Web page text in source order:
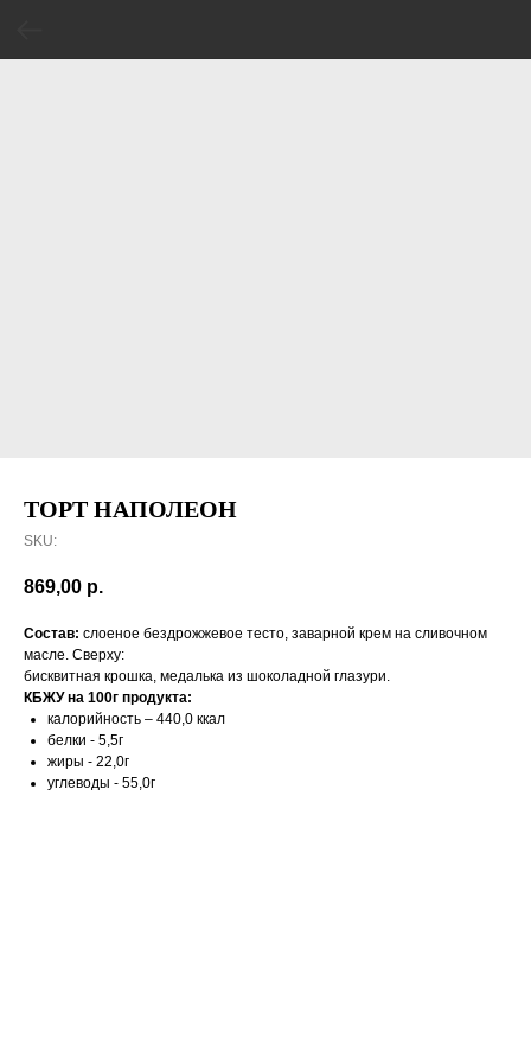
ТОРТ НАПОЛЕОН
SKU:
869,00 р.
Состав: слоеное бездрожжевое тесто, заварной крем на сливочном
масле. Сверху:
бисквитная крошка, медалька из шоколадной глазури.
КБЖУ на 100г продукта:
калорийность – 440,0 ккал
белки - 5,5г
жиры - 22,0г
углеводы - 55,0г